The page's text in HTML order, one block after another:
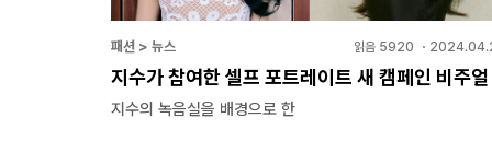
패션 > 뉴스 읽음 5920 ・
지수가 참여한 셀프 포트레이트 새 캠페인 비주얼
지수의 녹음실을 배경으로 한